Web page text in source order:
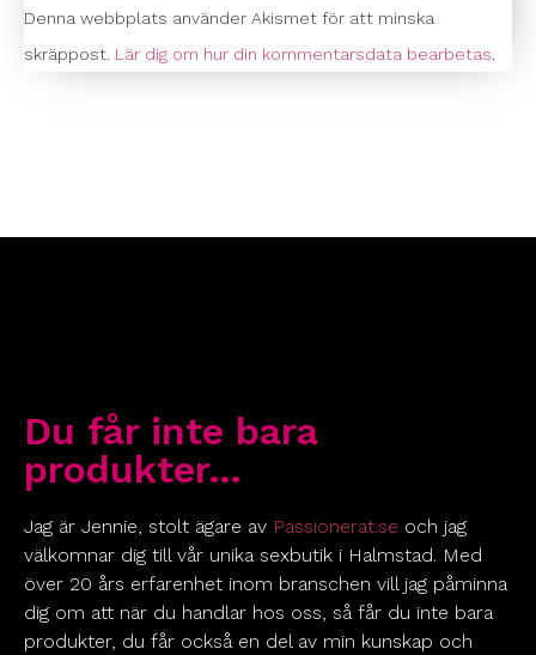
Denna webbplats använder Akismet för att minska
skräppost. Lär dig om hur din kommentarsdata bearbetas.
Du får inte bara
produkter…
Jag är Jennie, stolt ägare av Passionerat.se och jag
välkomnar dig till vår unika sexbutik i Halmstad. Med
över 20 års erfarenhet inom branschen vill jag påminna
dig om att när du handlar hos oss, så får du inte bara
produkter, du får också en del av min kunskap och